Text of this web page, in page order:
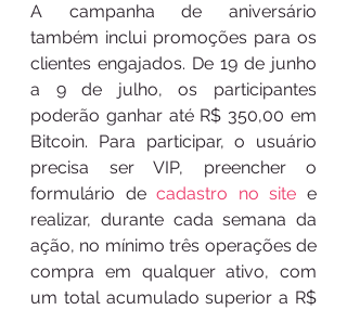
A campanha de aniversário
também inclui promoções para os
clientes engajados. De 19 de junho
a 9 de julho, os participantes
poderão ganhar até R$ 350,00 em
Bitcoin. Para participar, o usuário
precisa ser VIP, preencher o
formulário de cadastro no site e
realizar, durante cada semana da
ação, no mínimo três operações de
compra em qualquer ativo, com
um total acumulado superior a R$